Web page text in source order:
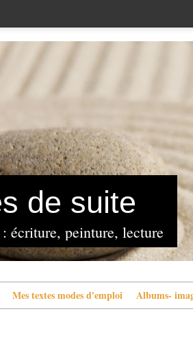
de suite
écriture, peinture, lecture
Mes textes modes d'emploi Albums-